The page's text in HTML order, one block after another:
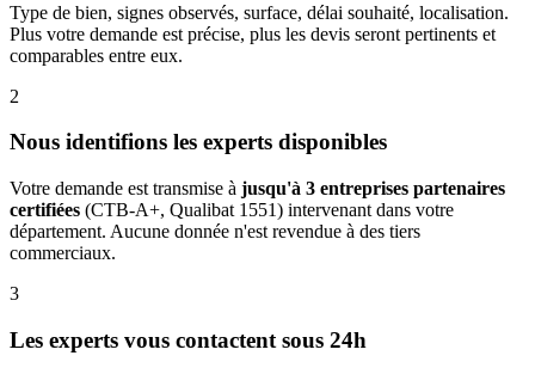
Type de bien, signes observés, surface, délai souhaité, localisation.
Plus votre demande est précise, plus les devis seront pertinents et
comparables entre eux.
2
Nous identifions les experts disponibles
Votre demande est transmise à jusqu'à 3 entreprises partenaires
certifiées (CTB-A+, Qualibat 1551) intervenant dans votre
département. Aucune donnée n'est revendue à des tiers
commerciaux.
3
Les experts vous contactent sous 24h